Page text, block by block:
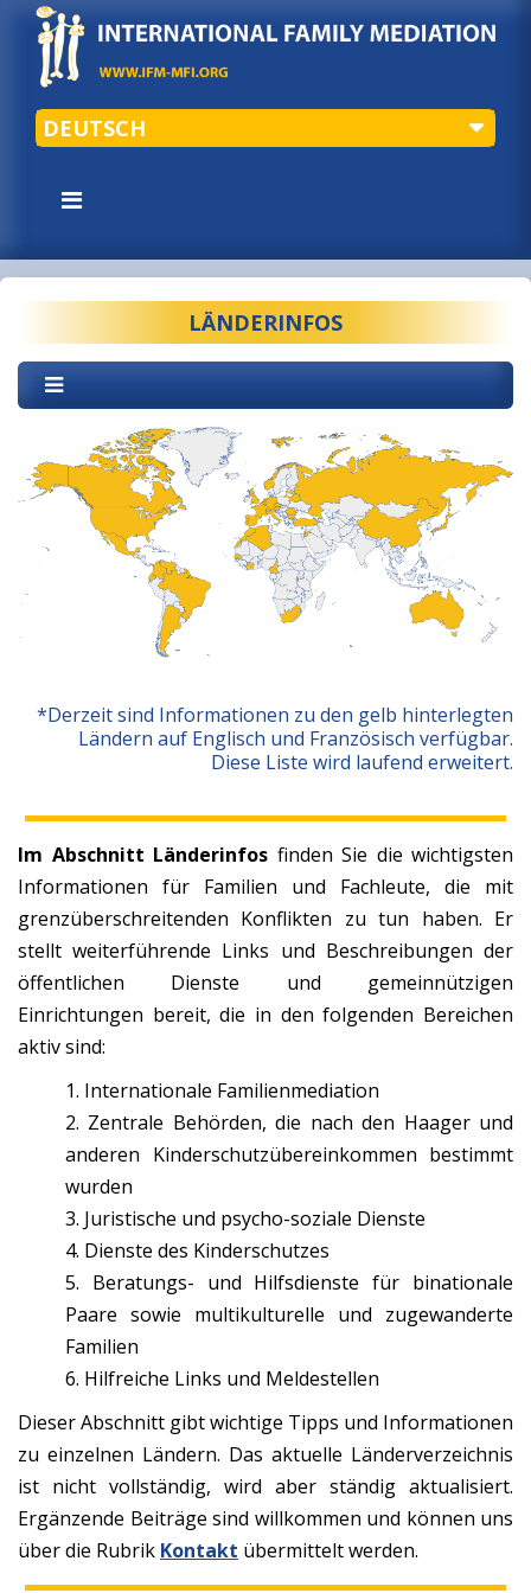
DEUTSCH
LÄNDERINFOS
*Derzeit sind Informationen zu den gelb hinterlegten
Ländern auf Englisch und Französisch verfügbar.
Diese Liste wird laufend erweitert.
Im Abschnitt Länderinfos finden Sie die wichtigsten
Informationen für Familien und Fachleute, die mit
grenzüberschreitenden Konflikten zu tun haben. Er
stellt weiterführende Links und Beschreibungen der
öffentlichen Dienste und gemeinnützigen
Einrichtungen bereit, die in den folgenden Bereichen
aktiv sind:
1. Internationale Familienmediation
2. Zentrale Behörden, die nach den Haager und
anderen Kinderschutzübereinkommen bestimmt
wurden
3. Juristische und psycho-soziale Dienste
4. Dienste des Kinderschutzes
5. Beratungs- und Hilfsdienste für binationale
Paare sowie multikulturelle und zugewanderte
Familien
6. Hilfreiche Links und Meldestellen
Dieser Abschnitt gibt wichtige Tipps und Informationen
zu einzelnen Ländern. Das aktuelle Länderverzeichnis
ist nicht vollständig, wird aber ständig aktualisiert.
Ergänzende Beiträge sind willkommen und können uns
über die Rubrik Kontakt übermittelt werden.